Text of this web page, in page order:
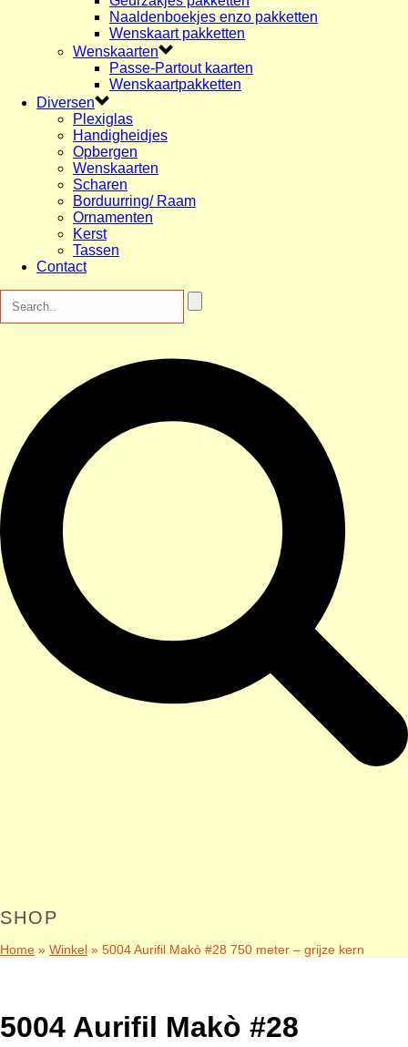
Naaldenboekjes enzo pakketten
Wenskaart pakketten
Wenskaarten
Passe-Partout kaarten
Wenskaartpakketten
Diversen
Plexiglas
Handigheidjes
Opbergen
Wenskaarten
Scharen
Borduurring/ Raam
Ornamenten
Kerst
Tassen
Contact
SHOP
Home » Winkel » 5004 Aurifil Makò #28 750 meter – grijze kern
5004 Aurifil Makò #28